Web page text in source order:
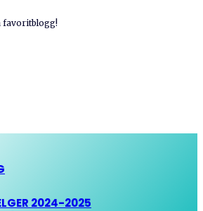
favoritblogg!
2024-2025